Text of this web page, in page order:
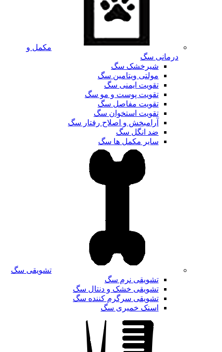
مکمل و
درمانی سگ
شیرخشک سگ
مولتی ویتامین سگ
تقویت ایمنی سگ
تقویت پوست و مو سگ
تقویت مفاصل سگ
تقویت استخوان سگ
آرامبخش و اصلاح رفتار سگ
ضد انگل سگ
سایر مکمل ها سگ
تشویقی سگ
تشویقی نرم سگ
تشویقی خشک و دنتال سگ
تشویقی سرگرم کننده سگ
اسنک خمیری سگ